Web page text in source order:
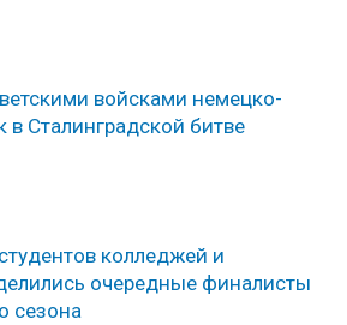
войсками немецко-
в Сталинградской битве
колледжей и
очередные финалисты
сезона